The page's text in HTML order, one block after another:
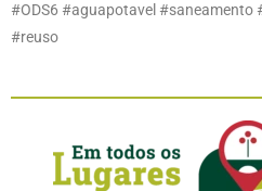
#ODS6 #aguapotavel #saneamento
#reuso